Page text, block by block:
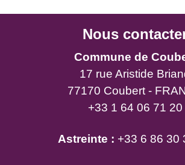
Nous
Commune de
17 rue Aristide
77170 Coubert -
+33 1 64 06 71 20
Astreinte : +33 6 86 30